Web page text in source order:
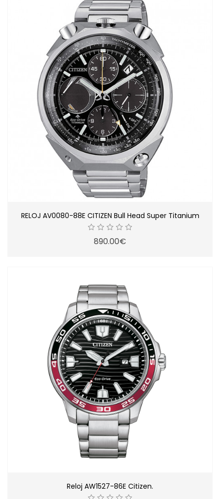
RELOJ AV0080-88E CITIZEN Bull Head Super Titanium
890.00€
Reloj AW1527-86E Citizen.